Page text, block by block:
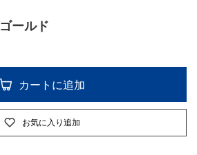
ールド
カートに追加
お気に入り追加